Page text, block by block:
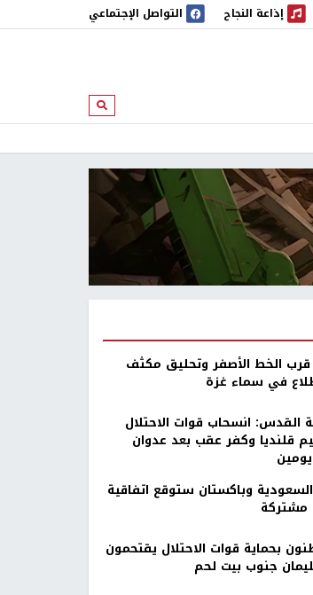
إذاعة النجاح
إذاعة النجاح التواصل الإجتماعي
ابحث
قرب الخط الأصفر وتحليق مكثف
في سماء غزة
القدس: انسحاب قوات الاحتلال
قلنديا وكفر عقب بعد عدوان
وباكستان ستوقع اتفاقية
مشتركة
بحماية قوات الاحتلال يقتحمون
جنوب بيت لحم